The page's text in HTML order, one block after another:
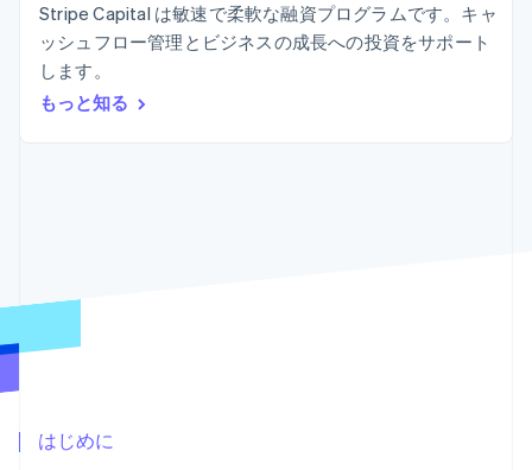
Boost
決済成功率の
最適化
Link
スピーディー
ポート
Data
Pipeline
Radar
カーボンリムーバル
AI 企業
クリエイターエコノミ―
メディアおよびエンター
コードサンプル
Stripe Capital は敏速で柔軟な融資プログラムです。キャ
ッシュフロー管理とビジネスの成長への投資をサポート
します。
もっと知る
はじめに